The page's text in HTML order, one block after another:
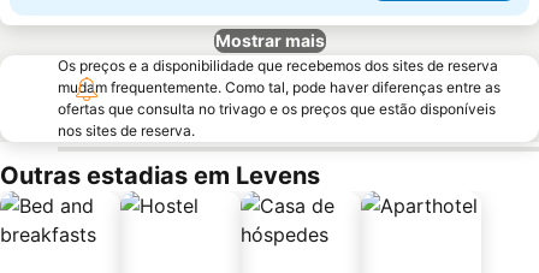
Mostrar mais
Os preços e a disponibilidade que recebemos dos sites de reserva
mudam frequentemente. Como tal, pode haver diferenças entre as
ofertas que consulta no trivago e os preços que estão disponíveis
nos sites de reserva.
Outras estadias em Levens